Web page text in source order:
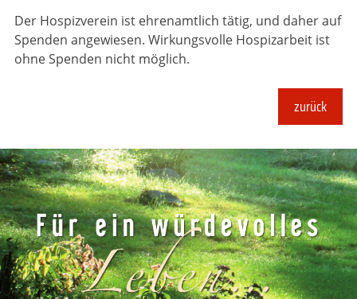
Der Hospizverein ist ehrenamtlich tätig, und daher auf
Spenden angewiesen. Wirkungsvolle Hospizarbeit ist
ohne Spenden nicht möglich.
zurück